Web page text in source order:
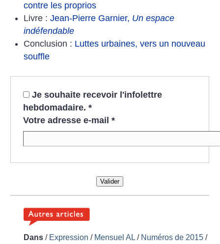
contre les proprios
Livre : Jean-Pierre Garnier, Un espace
indéfendable
Conclusion : Luttes urbaines, vers un nouveau
souffle
Je souhaite recevoir l'infolettre
hebdomadaire. *
Votre adresse e-mail *
Valider
Dans / Expression / Mensuel AL / Numéros de 2015 /